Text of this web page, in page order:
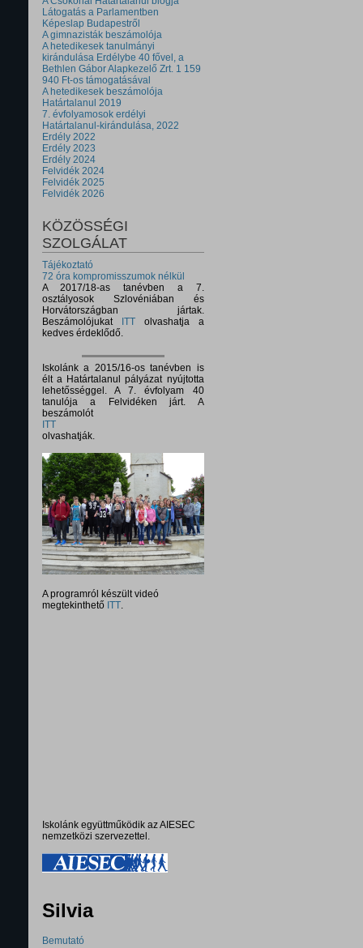
Látogatás a Parlamentben
Képeslap Budapestről
A gimnazisták beszámolója
A hetedikesek tanulmányi
kirándulása Erdélybe 40 fővel, a
Bethlen Gábor Alapkezelő Zrt. 1 159
940 Ft-os támogatásával
A hetedikesek beszámolója
Határtalanul 2019
7. évfolyamosok erdélyi
Határtalanul-kirándulása, 2022
Erdély 2022
Erdély 2023
Erdély 2024
Felvidék 2024
Felvidék 2025
Felvidék 2026
KÖZÖSSÉGI
SZOLGÁLAT
Tájékoztató
72 óra kompromisszumok nélkül
A 2017/18-as tanévben a 7.
osztályosok Szlovéniában és
Horvátországban jártak.
Beszámolójukat
ITTolvashatja a
kedves érdeklődő.
Iskolánk a 2015/16-os tanévben is
élt a Határtalanul pályázat nyújtotta
lehetősséggel. A 7. évfolyam 40
tanulója a Felvidéken járt. A
beszámolót
ITT
olvashatják.
A programról készült videó
megtekinthető ITT.
Iskolánk együttműködik az AIESEC
nemzetközi szervezettel.
Silvia
Bemutató